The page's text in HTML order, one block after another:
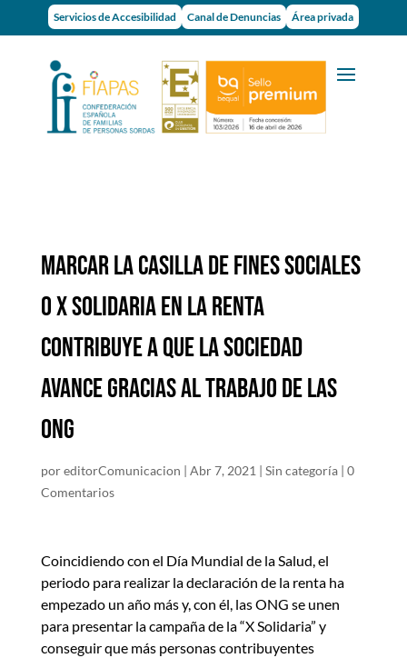
Servicios de Accesibilidad Canal de Denuncias Área privada
Marcar la casilla de Fines Sociales
o X Solidaria en la renta
contribuye a que la sociedad
avance gracias al trabajo de las
ONG
poreditorComunicacion | Abr 7, 2021| Sin categoría| 0
Comentarios
Coincidiendo con el Día Mundial de la Salud, el
periodo para realizar la declaración de la renta ha
empezado un año más y, con él, las ONG se unen
para presentar la campaña de la “X Solidaria” y
conseguir que más personas contribuyentes